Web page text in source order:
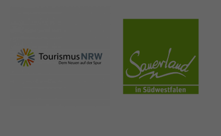
nrw-
tourismus.de
sauerland.co
m